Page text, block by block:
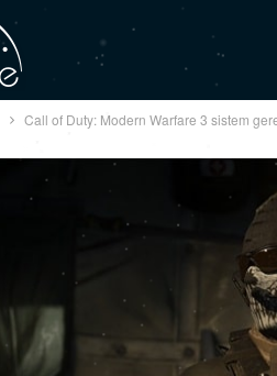
Call of Duty: Modern Warfare 3 sistem